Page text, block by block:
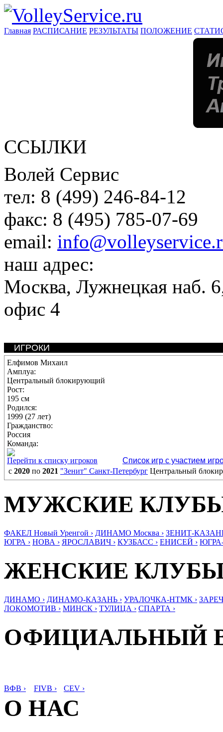
Главная РАСПИСАНИЕ РЕЗУЛЬТАТЫ ПОЛОЖЕНИЕ
ССЫЛКИ
Волей Сервис
тел: 8 (499) 246-84-12
факс: 8 (495) 785-07-69
email:
наш адрес:
Москва, Лужнецкая наб.
офис 4
ИГРОКИ
Елфимов Михаил
Амплуа:
Центральный блокирующий
Рост:
195 см
Родился:
1999 (27 лет)
Гражданство:
Россия
Команда:
Перейти к списку игроков
Список игр с участием
с 2020 по 2021 "Зенит" Санкт-Петербург Центральный
МУЖСКИЕ
ФАКЕЛ Новый Уренгой › ДИНАМО Москва › ЗЕНИТ-
ЮГРА › НОВА › ЯРОСЛАВИЧ › КУЗБАСС › ЕНИСЕЙ ›
ЖЕНСКИЕ
ДИНАМО › ДИНАМО-КАЗАНЬ › УРАЛОЧКА-НТМК ›
ЛОКОМОТИВ › МИНСК › ТУЛИЦА › СПАРТА ›
ОФИЦИАЛЬНЫЙ
ВФВ › FIVB › CEV ›
О НАС